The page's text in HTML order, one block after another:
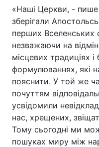
«Наші Церкви, -
зберігали
перших Вселенських
незважаючи на
місцевих традиціях
формулюваннях, які
пояснити. У той же
почуттям
усвідомили
нас, хрещених,
Тому сьогодні ми
пошуках миру між